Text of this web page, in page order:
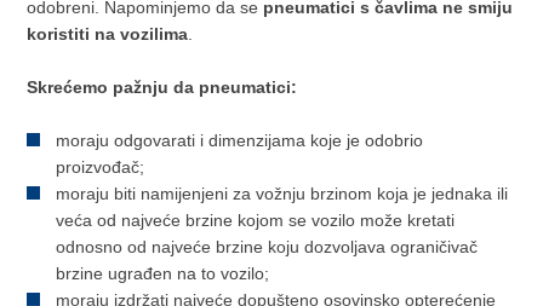
odobreni. Napominjemo da se pneumatici s čavlima ne smiju
koristiti na vozilima
Skrećemo pažnju da pneumatici:
moraju odgovarati i dimenzijama koje je odobrio
proizvođač;
moraju biti namijenjeni za vožnju brzinom koja je jednaka ili
veća od najveće brzine kojom se vozilo može kretati
odnosno od najveće brzine koju dozvoljava ograničivač
brzine ugrađen na to vozilo;
moraju izdržati najveće dopušteno osovinsko opterećenje